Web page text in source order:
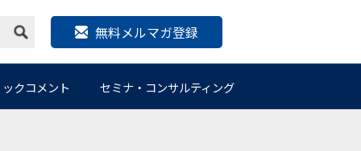
無料メルマガ登録
クコメント セミナ・コンサルティング